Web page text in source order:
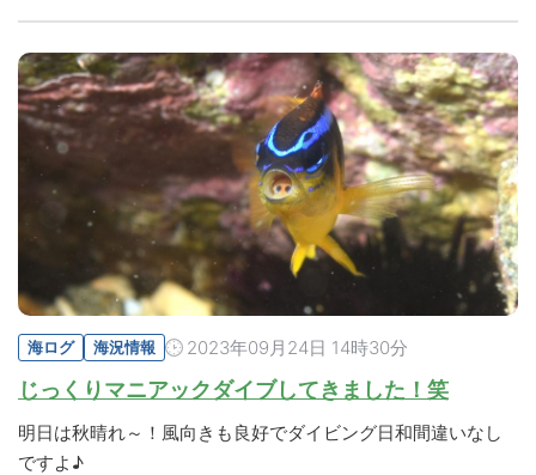
海ログ 海況情報 2023年09月24日 14時30分
じっくりマニアックダイブしてきました！笑
明日は秋晴れ～！風向きも良好でダイビング日和間違いなし
ですよ♪